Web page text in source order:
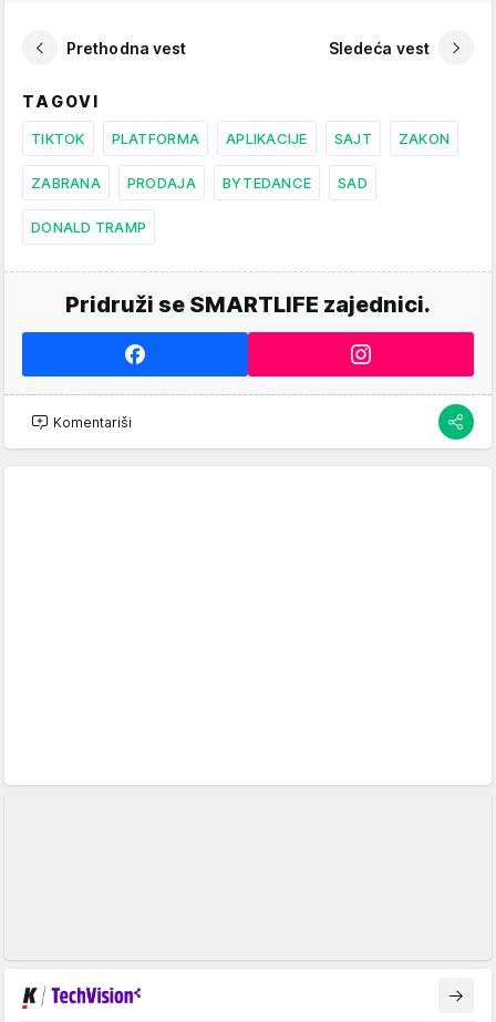
Prethodna vest Sledeća vest
TAGOVI
TIKTOK PLATFORMA APLIKACIJE SAJT ZAKON
ZABRANA PRODAJA BYTEDANCE SAD
DONALD TRAMP
Pridruži se SMARTLIFE zajednici.
Komentariši